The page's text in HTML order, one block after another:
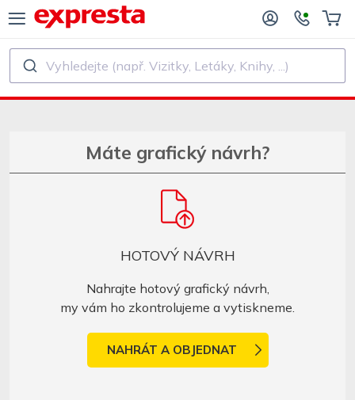
Výroba razítek
PRODUKTY
NAKLADATELSTVÍ A AUTORY
Vyhledejte (např. Vizitky, Letáky, Knihy, ...)
Máte grafický návrh?
HOTOVÝ NÁVRH
Nahrajte hotový grafický návrh,
my vám ho zkontrolujeme a vytiskneme.
NAHRÁT A OBJEDNAT